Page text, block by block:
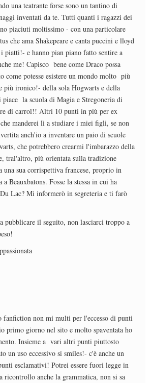
una teatrante forse sono un tantino di
inventati da te. Tutti quanti i ragazzi dei
piaciuti moltissimo - con una particolare
che ama Shakepeare e canta puccini e lloyd
piatti!- e hanno pian piano fatto sentire a
me! Capisco bene come Draco possa
come potesse esistere un mondo molto più
più ironico!- della sola Hogwarts e della
la scuola di Magia e Stregoneria di
di carrol!! Altri 10 punti in più per ex
manderei lì a studiare i miei figli, se non
anch'io a inventare un paio di scuole
che potrebbero crearmi l'imbarazzo della
tral'altro, più orientata sulla tradizione
una sua corrispettiva francese, proprio in
Beauxbatons. Fosse la stessa in cui ha
Lac? Mi informerò in segreteria e ti farò
pubblicare il seguito, non lasciarci troppo a
fanfiction non mi multi per l'eccesso di punti
primo giorno nel sito e molto spaventata ho
Insieme a vari altri punti piuttosto
un uso eccessivo si smiles!- c'è anche un
esclamativi! Potrei essere fuori legge in
ricontrollo anche la grammatica, non si sa